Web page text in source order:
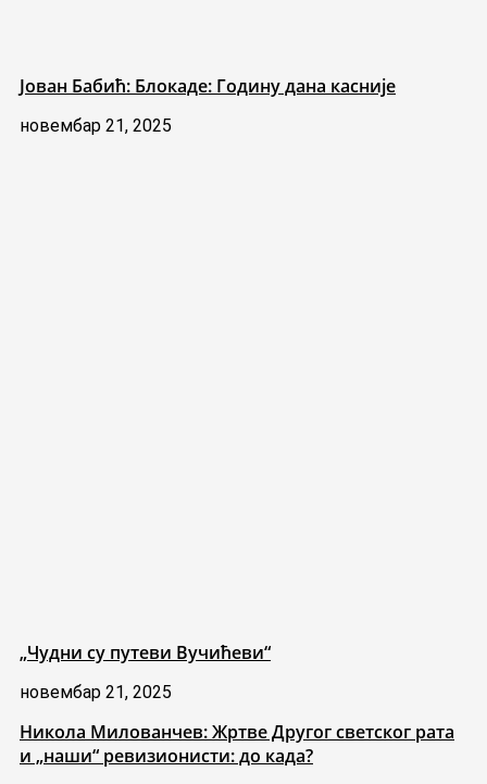
Јован Бабић: Блокаде: Годину дана касније
новембар 21, 2025
„Чудни су путеви Вучићеви“
новембар 21, 2025
Никола Милованчев: Жртве Другог светског рата
и „наши“ ревизионисти: до када?